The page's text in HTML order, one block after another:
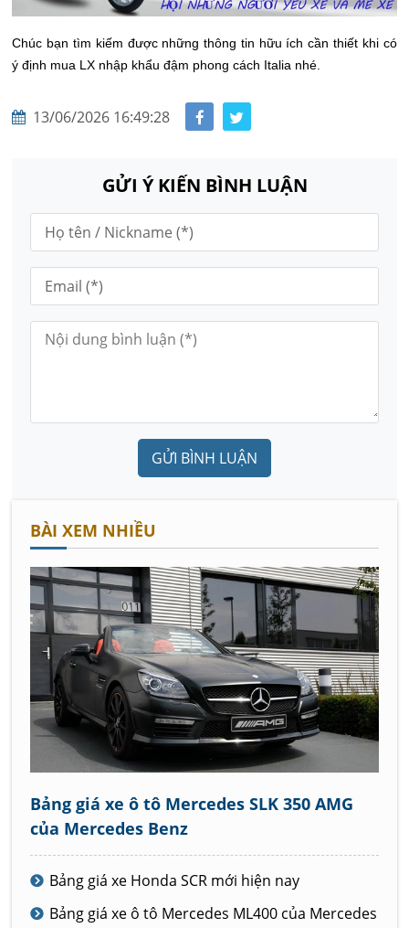
Chúc bạn tìm kiếm được những thông tin hữu ích cần thiết khi có
ý định mua LX nhập khẩu đậm phong cách Italia nhé.
13/06/2026 16:49:28
GỬI Ý KIẾN BÌNH LUẬN
GỬI BÌNH LUẬN
BÀI XEM NHIỀU
Bảng giá xe ô tô Mercedes SLK 350 AMG
của Mercedes Benz
Bảng giá xe Honda SCR mới hiện nay
Bảng giá xe ô tô Mercedes ML400 của Mercedes